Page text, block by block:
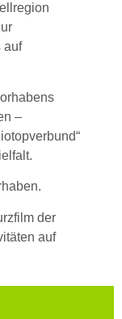
auf
–
der
auf